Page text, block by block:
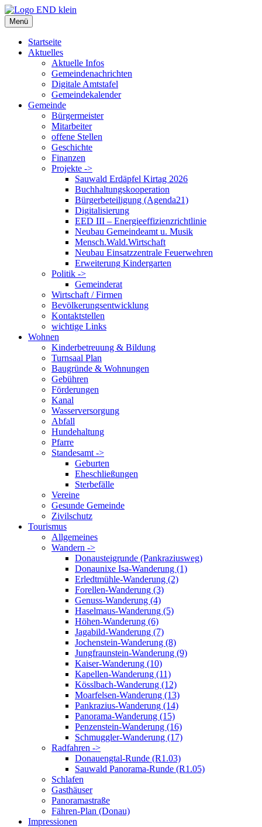
Zum
Inhalt
springen
Menü
Startseite
Aktuelles
Aktuelle Infos
Gemeindenachrichten
Digitale Amtstafel
Gemeindekalender
Gemeinde
Bürgermeister
Mitarbeiter
offene Stellen
Geschichte
Finanzen
Projekte ->
Sauwald Erdäpfel Kirtag 2026
Buchhaltungskooperation
Bürgerbeteiligung (Agenda21)
Digitalisierung
EED III – Energieeffizienzrichtlinie
Neubau Gemeindeamt u. Musik
Mensch.Wald.Wirtschaft
Neubau Einsatzzentrale Feuerwehren
Erweiterung Kindergarten
Politik ->
Gemeinderat
Wirtschaft / Firmen
Bevölkerungsentwicklung
Kontaktstellen
wichtige Links
Wohnen
Kinderbetreuung & Bildung
Turnsaal Plan
Baugründe & Wohnungen
Gebühren
Förderungen
Kanal
Wasserversorgung
Abfall
Hundehaltung
Pfarre
Standesamt ->
Geburten
Eheschließungen
Sterbefälle
Vereine
Gesunde Gemeinde
Zivilschutz
Tourismus
Allgemeines
Wandern ->
Donausteigrunde (Pankraziusweg)
Donaunixe Isa-Wanderung (1)
Erledtmühle-Wanderung (2)
Forellen-Wanderung (3)
Genuss-Wanderung (4)
Haselmaus-Wanderung (5)
Höhen-Wanderung (6)
Jagabild-Wanderung (7)
Jochenstein-Wanderung (8)
Jungfraunstein-Wanderung (9)
Kaiser-Wanderung (10)
Kapellen-Wanderung (11)
Kösslbach-Wanderung (12)
Moarfelsen-Wanderung (13)
Pankrazius-Wanderung (14)
Panorama-Wanderung (15)
Penzenstein-Wanderung (16)
Schmuggler-Wanderung (17)
Radfahren ->
Donauengtal-Runde (R1.03)
Sauwald Panorama-Runde (R1.05)
Schlafen
Gasthäuser
Panoramastraße
Fähren-Plan (Donau)
Impressionen